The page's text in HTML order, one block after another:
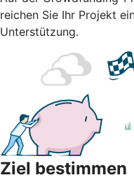
reichen Sie Ihr Projekt
Unterstützung.
Ziel bestimmen